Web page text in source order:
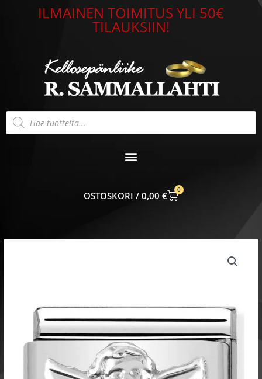
ILMAINEN TOIMITUS YLI 50€
TILAUKSIIN!
Products
search
0,00 €
0
CART